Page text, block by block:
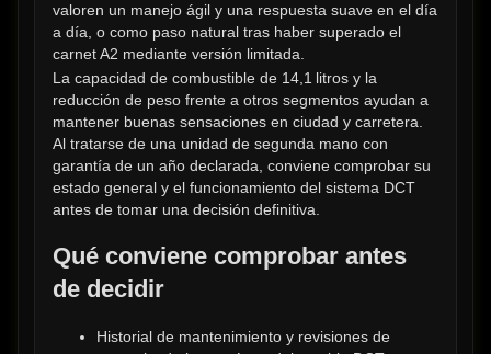
valoren un manejo ágil y una respuesta suave en el día
a día, o como paso natural tras haber superado el
carnet A2 mediante versión limitada.
La capacidad de combustible de 14,1 litros y la
reducción de peso frente a otros segmentos ayudan a
mantener buenas sensaciones en ciudad y carretera.
Al tratarse de una unidad de segunda mano con
garantía de un año declarada, conviene comprobar su
estado general y el funcionamiento del sistema DCT
antes de tomar una decisión definitiva.
Qué conviene comprobar antes
de decidir
Historial de mantenimiento y revisiones de